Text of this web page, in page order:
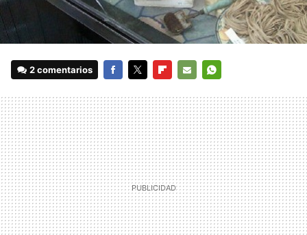
2 comentarios
MAIL